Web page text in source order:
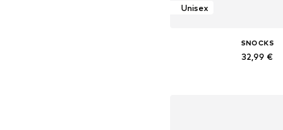
Unisex
SNOCKS
32,99 €